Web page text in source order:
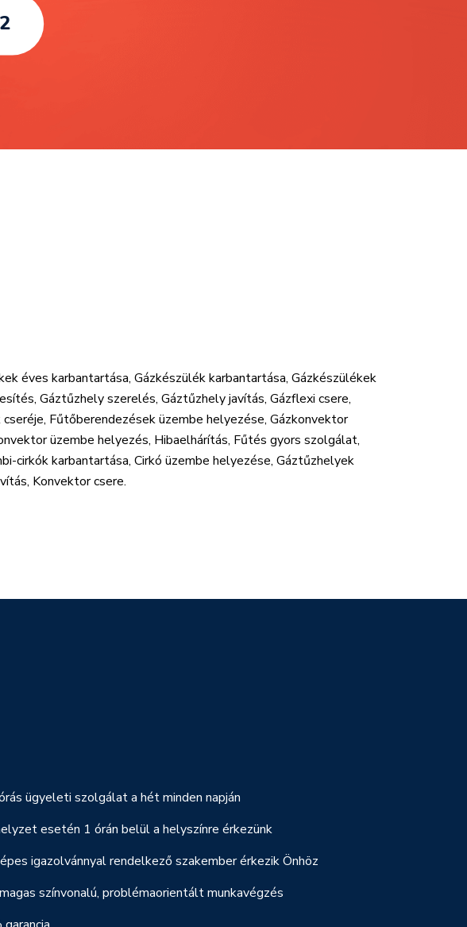
éves karbantartása, Gázkészülék karbantartása, Gázkészülékek
Gáztűzhely szerelés, Gáztűzhely javítás, Gázflexi csere,
Fűtőberendezések üzembe helyezése, Gázkonvektor
üzembe helyezés, Hibaelhárítás, Fűtés gyors szolgálat,
cirkók karbantartása, Cirkó üzembe helyezése, Gáztűzhelyek
Konvektor csere.
ügyeleti szolgálat a hét minden napján
esetén 1 órán belül a helyszínre érkezünk
igazolvánnyal rendelkező szakember érkezik Önhöz
színvonalú, problémaorientált munkavégzés